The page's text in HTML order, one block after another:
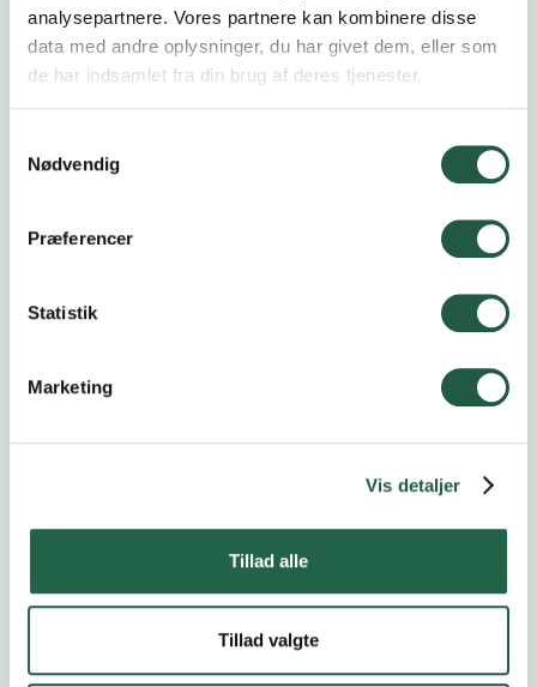
analysepartnere. Vores partnere kan kombinere disse
data med andre oplysninger, du har givet dem, eller som
de har indsamlet fra din brug af deres tjenester.
Nødvendig
Præferencer
Statistik
Marketing
Vis detaljer
Tillad alle
Tillad valgte